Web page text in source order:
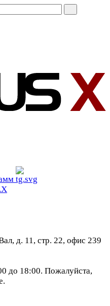
д. 11, стр. 22, офис 239
до 18:00. Пожалуйста,